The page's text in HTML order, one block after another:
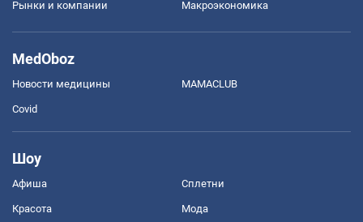
Рынки и компании Mакроэкономика
MedOboz
Новости медицины MAMACLUB
Covid
Шоу
Афиша Сплетни
Красота Мода